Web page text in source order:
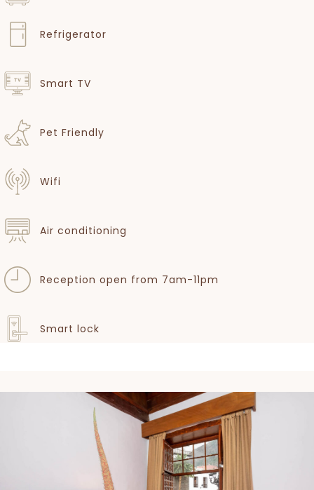
Refrigerator
Smart TV
Pet Friendly
Wifi
Air conditioning
Reception open from 7am-11pm
Smart lock